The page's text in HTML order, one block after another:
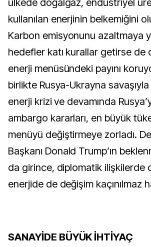
ülkede doğalgaz, endüstriyel
kullanılan enerjinin belkemiğini
Karbon emisyonunu azaltmaya
hedefler katı kurallar getirse de
enerji menüsündeki payını
birlikte Rusya-Ukrayna
enerji krizi ve devamında
ambargo kararları, en büyük
menüyü değiştirmeye zorladı.
Başkanı Donald Trump’ın
da girince, diplomatik ilişkilerde
enerjide de değişim kaçınılmaz
SANAYİDE BÜYÜK İHTİYAÇ